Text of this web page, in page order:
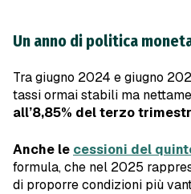
Un anno di politica
Tra giugno 2024 e giugno
tassi ormai stabili ma
all’8,85% del terzo
Anche le cessioni del
formula, che nel 2025
di proporre condizioni più